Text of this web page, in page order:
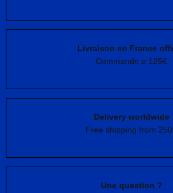
Livraison en France
Commande ≥ 125€
Delivery worldwide
Free shipping from
Une question ?